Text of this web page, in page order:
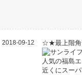
2018-09-12 ☆★最上階角
人気の福島
近くにスー